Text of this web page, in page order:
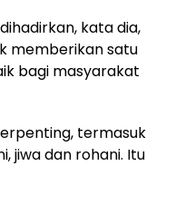
kata dia,
memberikan satu
bagi masyarakat
termasuk
jiwa dan rohani. Itu